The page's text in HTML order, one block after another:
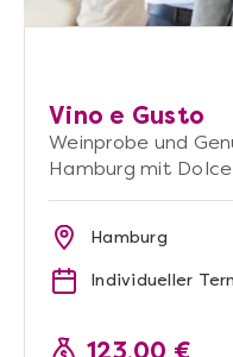
Vino e Gusto
Weinprobe und
Hamburg mit
Hamburg
Individueller